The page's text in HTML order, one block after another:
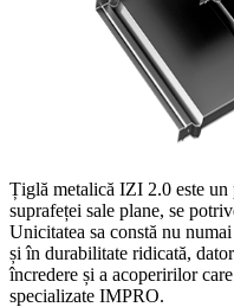
Țiglă metalică IZI 2.0 este un
suprafeței sale plane, se
Unicitatea sa constă nu
și în durabilitate ridicată,
încredere și a acoperirilor
specializate IMPRO.